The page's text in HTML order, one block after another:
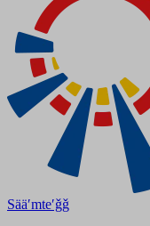
Sääʹmteʹǧǧ